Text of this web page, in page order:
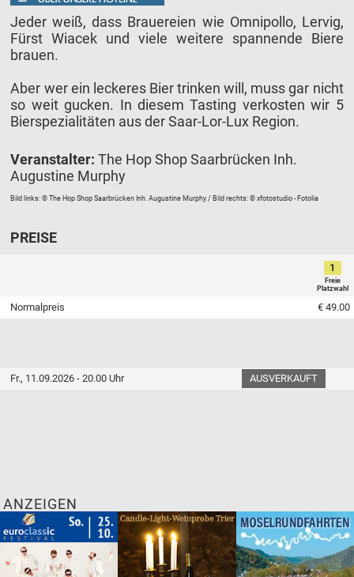
Jeder weiß, dass Brauereien wie Omnipollo, Lervig,
Fürst Wiacek und viele weitere spannende Biere
brauen.
Aber wer ein leckeres Bier trinken will, muss gar nicht
so weit gucken. In diesem Tasting verkosten wir 5
Bierspezialitäten aus der Saar-Lor-Lux Region.
Veranstalter: The Hop Shop Saarbrücken Inh.
Augustine Murphy
Bild links: © The Hop Shop Saarbrücken Inh. Augustine Murphy / Bild rechts: © xfotostudio - Fotolia
PREISE
1
Freie
Platzwahl
Normalpreis € 49.00
Fr., 11.09.2026 - 20.00 Uhr AUSVERKAUFT
ANZEIGEN